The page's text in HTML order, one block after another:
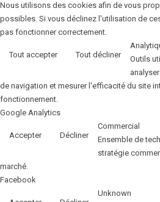
Nous utilisons des cookies afin de vous
possibles. Si vous déclinez l'utilisation de
pas fonctionner correctement.
Tout accepter Tout décliner
Outils
de navigation et mesurer l'efficacité du site
fonctionnement.
Google Analytics
Accepter Décliner
Commercial
Ensemble de
stratégie
marché.
Facebook
Unknown